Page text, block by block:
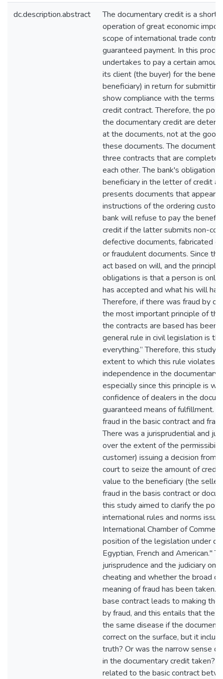
dc.description.abstract
The documentary credit is a
operation of great economic
scope of international trade
guaranteed payment. In this
undertakes to pay a certain
its client (the buyer) for the
beneficiary) in return for
show compliance with the terms
credit contract. Therefore, the
the documentary credit are
at the documents, not at the
these documents. The
three contracts that are
each other. The bank's obligation
beneficiary in the letter of credit
presents documents that appear
instructions of the ordering
bank will refuse to pay the
credit if the latter submits non-
defective documents, fabricated
or fraudulent documents. Since
act based on will, and the principle
obligations is that a person is only
has accepted and what his will
Therefore, if there was fraud by
the most important principle of
the contracts are based has been
general rule in civil legislation is
everything.” Therefore, this study
extent to which this rule violates
independence in the documentary
especially since this principle is
confidence of dealers in the
guaranteed means of fulfillment.
fraud in the basic contract and
There was a jurisprudential and
over the extent of the
customer) issuing a decision from
court to seize the amount of
value to the beneficiary (the
fraud in the basis contract or
this study aimed to clarify the
international rules and norms
International Chamber of
position of the legislation under
Egyptian, French and American."
jurisprudence and the judiciary on
cheating and whether the broad
meaning of fraud has been taken.
base contract leads to making
by fraud, and this entails that the
the same disease if the document
correct on the surface, but it
truth? Or was the narrow sense
in the documentary credit taken?
related to the basic contract